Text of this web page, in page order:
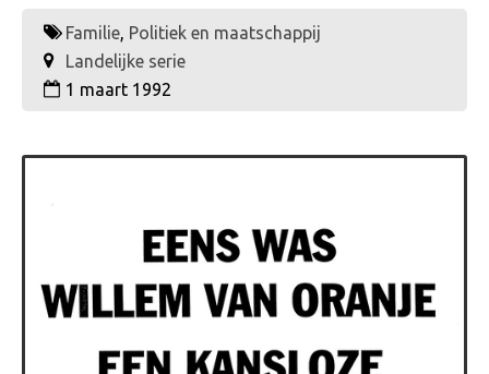
Familie, Politiek en maatschappij
Landelijke serie
1 maart 1992